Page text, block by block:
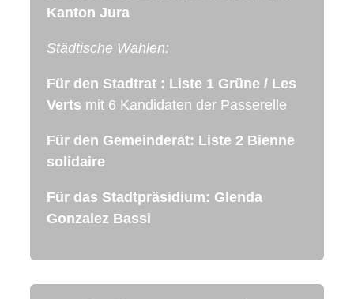
Kanton Jura
Städtische Wahlen:
Für den Stadtrat : Liste 1 Grüne / Les
Verts mit 6 Kandidaten der Passerelle
Für den Gemeinderat: Liste 2 Bienne
solidaire
Für das Stadtpräsidium: Glenda
Gonzalez Bassi